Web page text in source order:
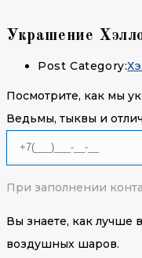
Украшение
Post Category:
Посмотрите, как мы
Ведьмы, тыквы и
При заполнении
Вы знаете, как лучше
воздушных шаров.